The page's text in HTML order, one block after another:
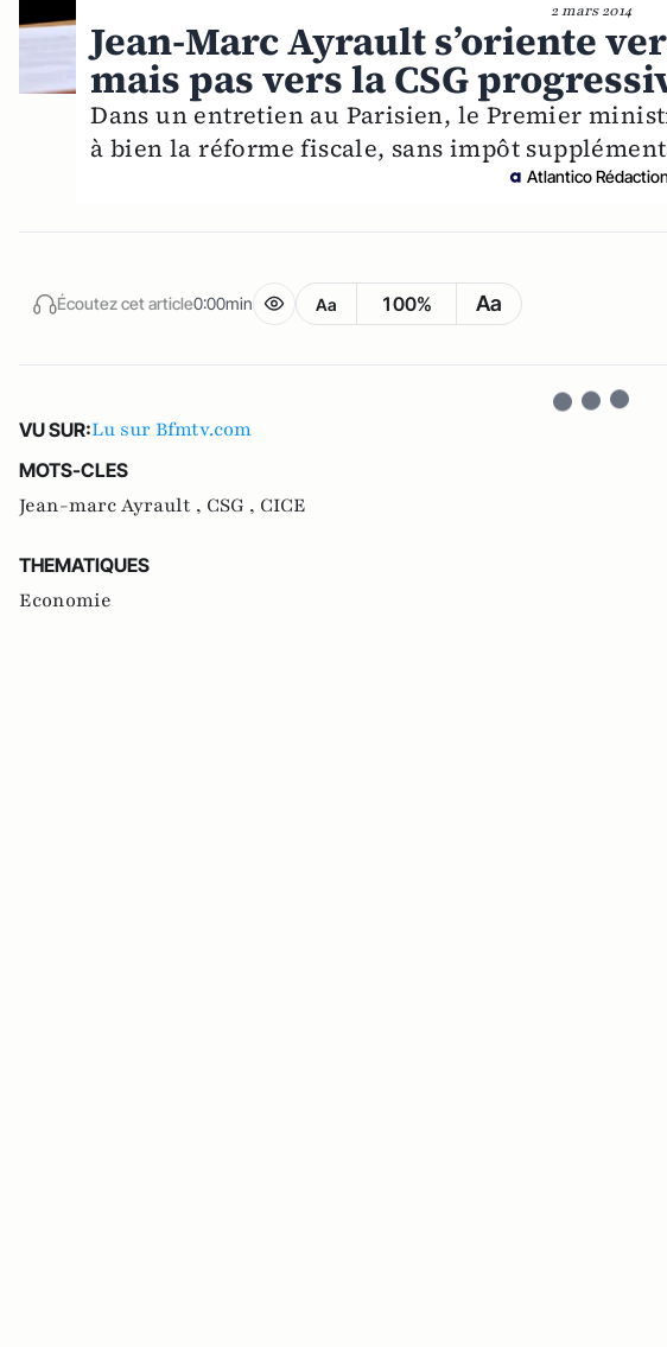
2 mars 2014
Jean-Marc Ayrault s’oriente
mais pas vers la CSG
Dans un entretien au Parisien, le Premier
à bien la réforme fiscale, sans impôt
Atlantico
Écoutez cet article0:00min Aa 100% Aa
VU SUR:Lu sur Bfmtv.com
MOTS-CLES
Jean-marc Ayrault , CSG , CICE
THEMATIQUES
Economie